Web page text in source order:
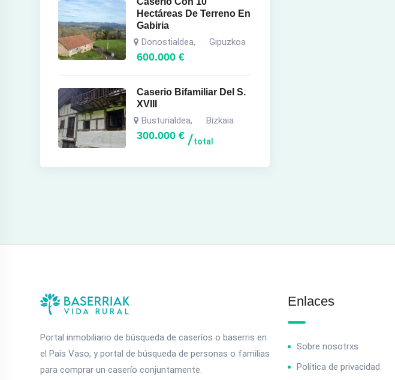
Hectáreas De Terreno En
Gabiria
Donostialdea, Gipuzkoa
600.000€
Caserio Bifamiliar Del S.
XVIII
Busturialdea, Bizkaia
300.000€ total
Portal inmobiliario de búsqueda de caseríos o baserris en
el País Vaso, y portal de búsqueda de personas o familias
para comprar un caserío conjuntamente.
Enlaces
Sobre nosotrxs
Política de privacidad